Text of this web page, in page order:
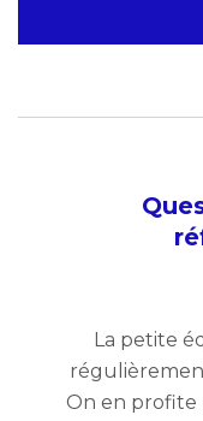
La petite
On en profite